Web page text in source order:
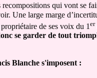
qui vont se
Une large marge
de ses voix du 1 er
se garder de tout
Blanche s'imposent :